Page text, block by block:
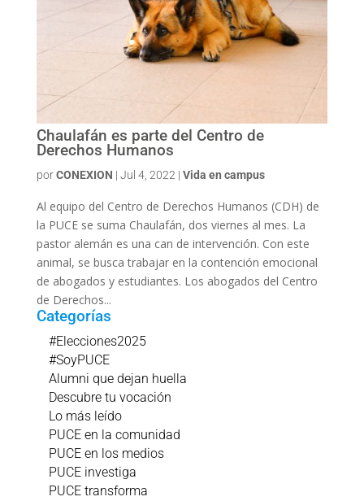
Chaulafán es parte del Centro de
Derechos Humanos
porCONEXION | Jul 4, 2022 | Vida en campus
Al equipo del Centro de Derechos Humanos (CDH) de
la PUCE se suma Chaulafán, dos viernes al mes. La
pastor alemán es una can de intervención. Con este
animal, se busca trabajar en la contención emocional
de abogados y estudiantes. Los abogados del Centro
de Derechos...
Categorías
#Elecciones2025
#SoyPUCE
Alumni que dejan huella
Descubre tu vocación
Lo más leído
PUCE en la comunidad
PUCE en los medios
PUCE investiga
PUCE transforma